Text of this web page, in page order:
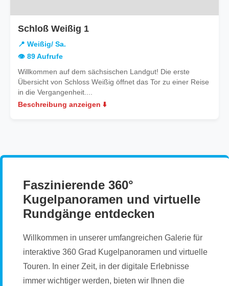
Schloß Weißig 1
📍 Weißig/ Sa.
👁️ 89 Aufrufe
Willkommen auf dem sächsischen Landgut! Die erste
Übersicht von Schloss Weißig öffnet das Tor zu einer Reise
in die Vergangenheit....
Beschreibung anzeigen ⬇️
Faszinierende 360°
Kugelpanoramen und virtuelle
Rundgänge entdecken
Willkommen in unserer umfangreichen Galerie für
interaktive 360 Grad Kugelpanoramen und virtuelle
Touren. In einer Zeit, in der digitale Erlebnisse
immer wichtiger werden, bieten wir Ihnen die